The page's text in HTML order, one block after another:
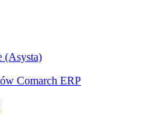
(Asysta)
Comarch ERP